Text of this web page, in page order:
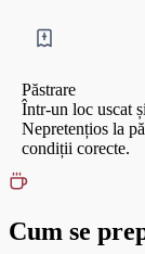
Păstrare
Într-un loc uscat
Nepretențios la
condiții corecte.
Cum se